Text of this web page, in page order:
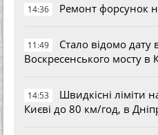
14:36 Ремонт форсунок
11:49
Стало відомо дату
Воскресенського мосту в
14:53
Швидкісні ліміти
Києві до 80 км/год, в